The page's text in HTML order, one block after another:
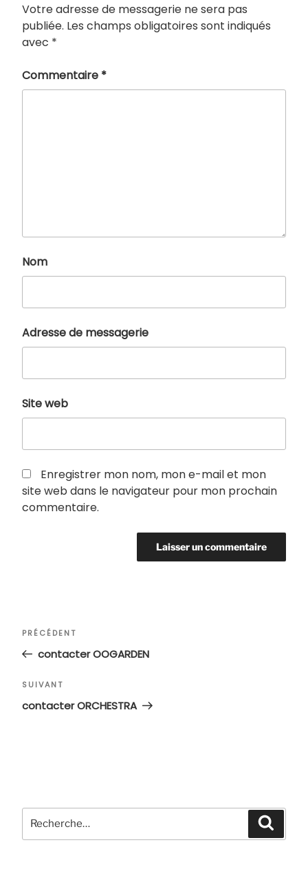
Votre adresse de messagerie ne sera pas
publiée. Les champs obligatoires sont indiqués
avec *
Commentaire *
Nom
Adresse de messagerie
Site web
Enregistrer mon nom, mon e-mail et mon
site web dans le navigateur pour mon prochain
commentaire.
Navigation
l’article
Article
précédent
PRÉCÉDENT
contacter OOGARDEN
Article
suivant
SUIVANT
contacter ORCHESTRA
Recherche
pour